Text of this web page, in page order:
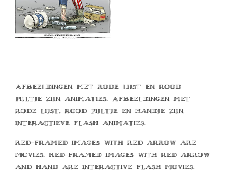
Afbeeldingen met rode lijst en rood
pijltje zijn animaties. Afbeeldingen met
rode lijst, rood pijltje en handje zijn
interactieve flash animaties.
Red-framed images with red arrow are
movies. Red-framed images with red arrow
and hand are interactive flash movies.